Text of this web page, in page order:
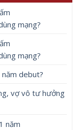
mạng?
mạng?
debut?
vợ vô tư hưởng
năm